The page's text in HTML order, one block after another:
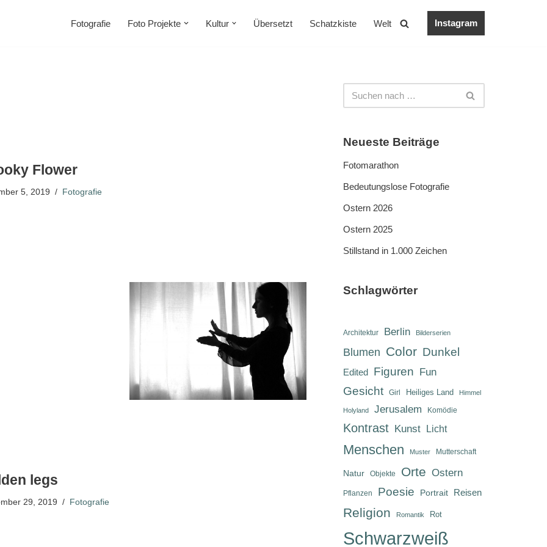
Fotografie Foto Projekte Kultur Übersetzt Schatzkiste Welt Instagram
Flower
5, 2019 Fotografie
legs
29, 2019 Fotografie
Neueste Beiträge
Fotomarathon
Bedeutungslose Fotografie
Ostern 2026
Ostern 2025
Stillstand in 1.000 Zeichen
Schlagwörter
Architektur Berlin Bilderserien
Blumen Color Dunkel
Edited Figuren Fun
Gesicht Girl Heiliges Land Himmel
Holyland Jerusalem Komödie
Kontrast Kunst Licht
Menschen Muster Mutterschaft
Natur Objekte Orte Ostern
Pflanzen Poesie Portrait Reisen
Religion Romantik Rot
Schwarzweiß